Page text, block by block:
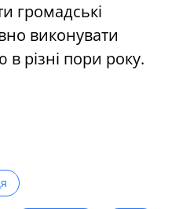
громадські
виконувати
різні пори року.